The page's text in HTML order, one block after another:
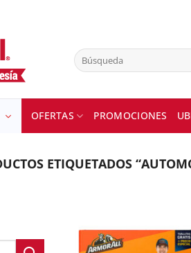
Buscar
por:
OFERTAS PROMOCIONES
ETIQUETADOS